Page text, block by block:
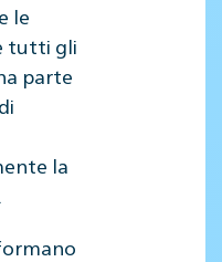
le
tutti gli
parte
la